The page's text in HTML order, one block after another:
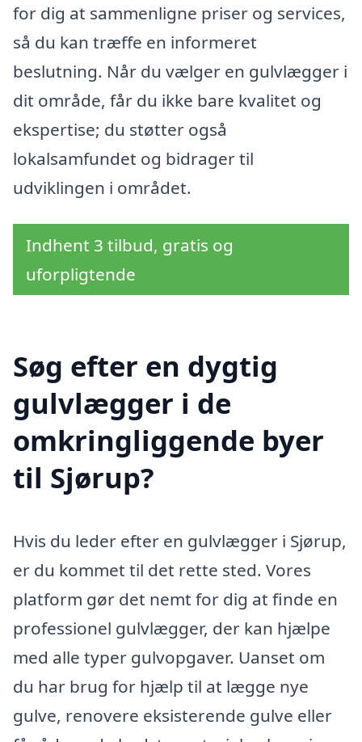
for dig at sammenligne priser og services,
så du kan træffe en informeret
beslutning. Når du vælger en gulvlægger i
dit område, får du ikke bare kvalitet og
ekspertise; du støtter også
lokalsamfundet og bidrager til
udviklingen i området.
Indhent 3 tilbud, gratis og
uforpligtende
Søg efter en dygtig
gulvlægger i de
omkringliggende byer
til Sjørup?
Hvis du leder efter en gulvlægger i Sjørup,
er du kommet til det rette sted. Vores
platform gør det nemt for dig at finde en
professionel gulvlægger, der kan hjælpe
med alle typer gulvopgaver. Uanset om
du har brug for hjælp til at lægge nye
gulve, renovere eksisterende gulve eller